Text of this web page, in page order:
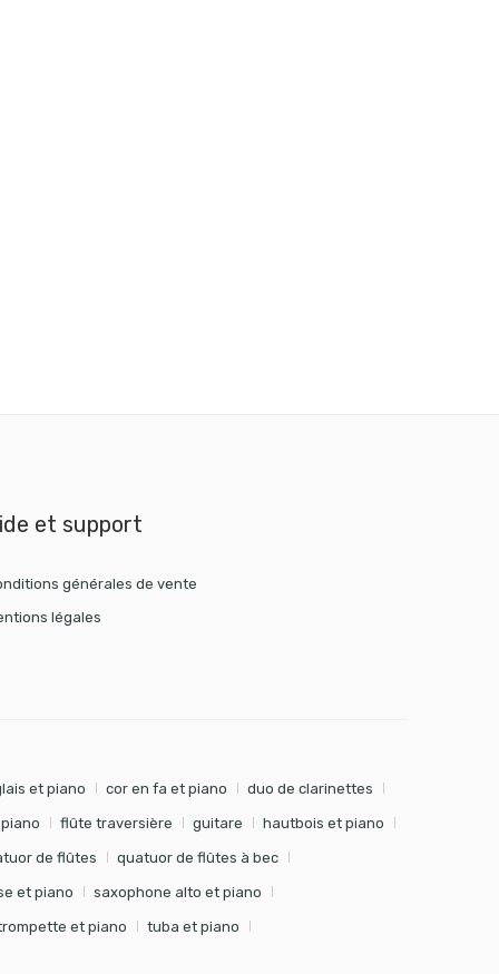
et support
générales de vente
légales
et piano cor en fa et piano duo de clarinettes
flûte traversière guitare hautbois et piano
de flûtes quatuor de flûtes à bec
et piano saxophone alto et piano
et piano tuba et piano